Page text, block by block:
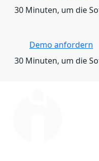
30 Minuten, um die
Demo anfordern
30 Minuten, um die